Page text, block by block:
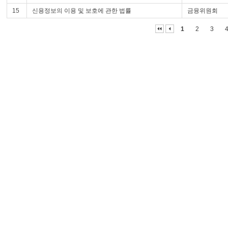
15 신용정보의 이용 및 보호에 관한 법률 금융위원회
1 2 3 4